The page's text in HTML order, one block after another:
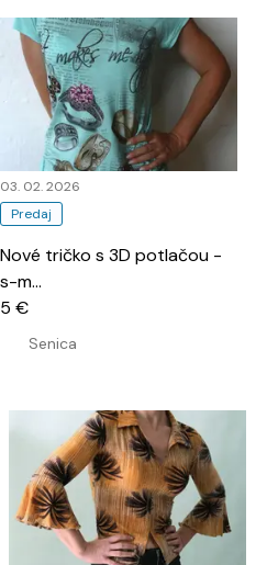
Predaj
03. 02. 2026
Nové tričko s 3D potlačou -
s-m…
Senica
5 €